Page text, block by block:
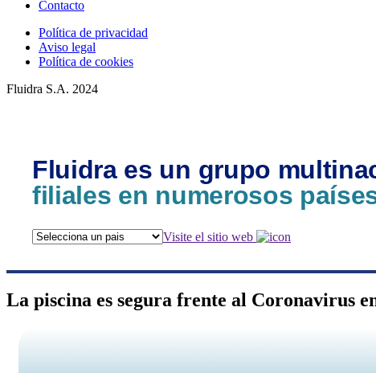
Contacto
Política de privacidad
Aviso legal
Política de cookies
Fluidra S.A. 2024
Fluidra es un grupo
filiales en numerosos
Visite el sitio web
La piscina es segura frente al Coronavirus